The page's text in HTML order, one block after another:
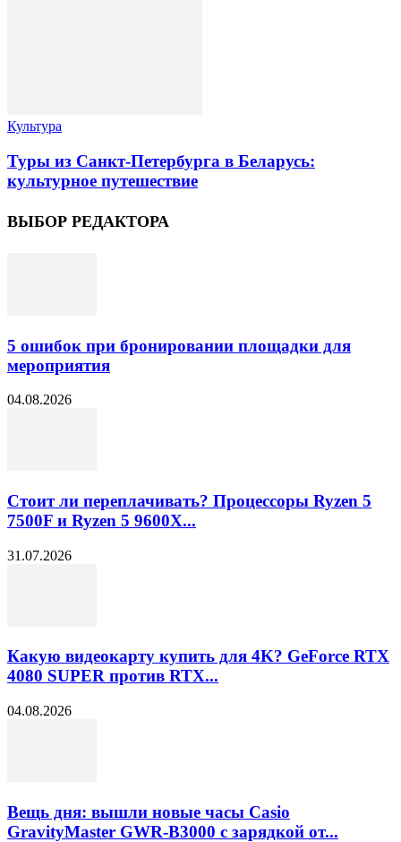
Культура
Туры из Санкт-Петербурга в Беларусь:
культурное путешествие
ВЫБОР РЕДАКТОРА
5 ошибок при бронировании площадки для
мероприятия
04.08.2026
Стоит ли переплачивать? Процессоры Ryzen 5
7500F и Ryzen 5 9600X...
31.07.2026
Какую видеокарту купить для 4K? GeForce RTX
4080 SUPER против RTX...
04.08.2026
Вещь дня: вышли новые часы Casio
GravityMaster GWR-B3000 с зарядкой от...